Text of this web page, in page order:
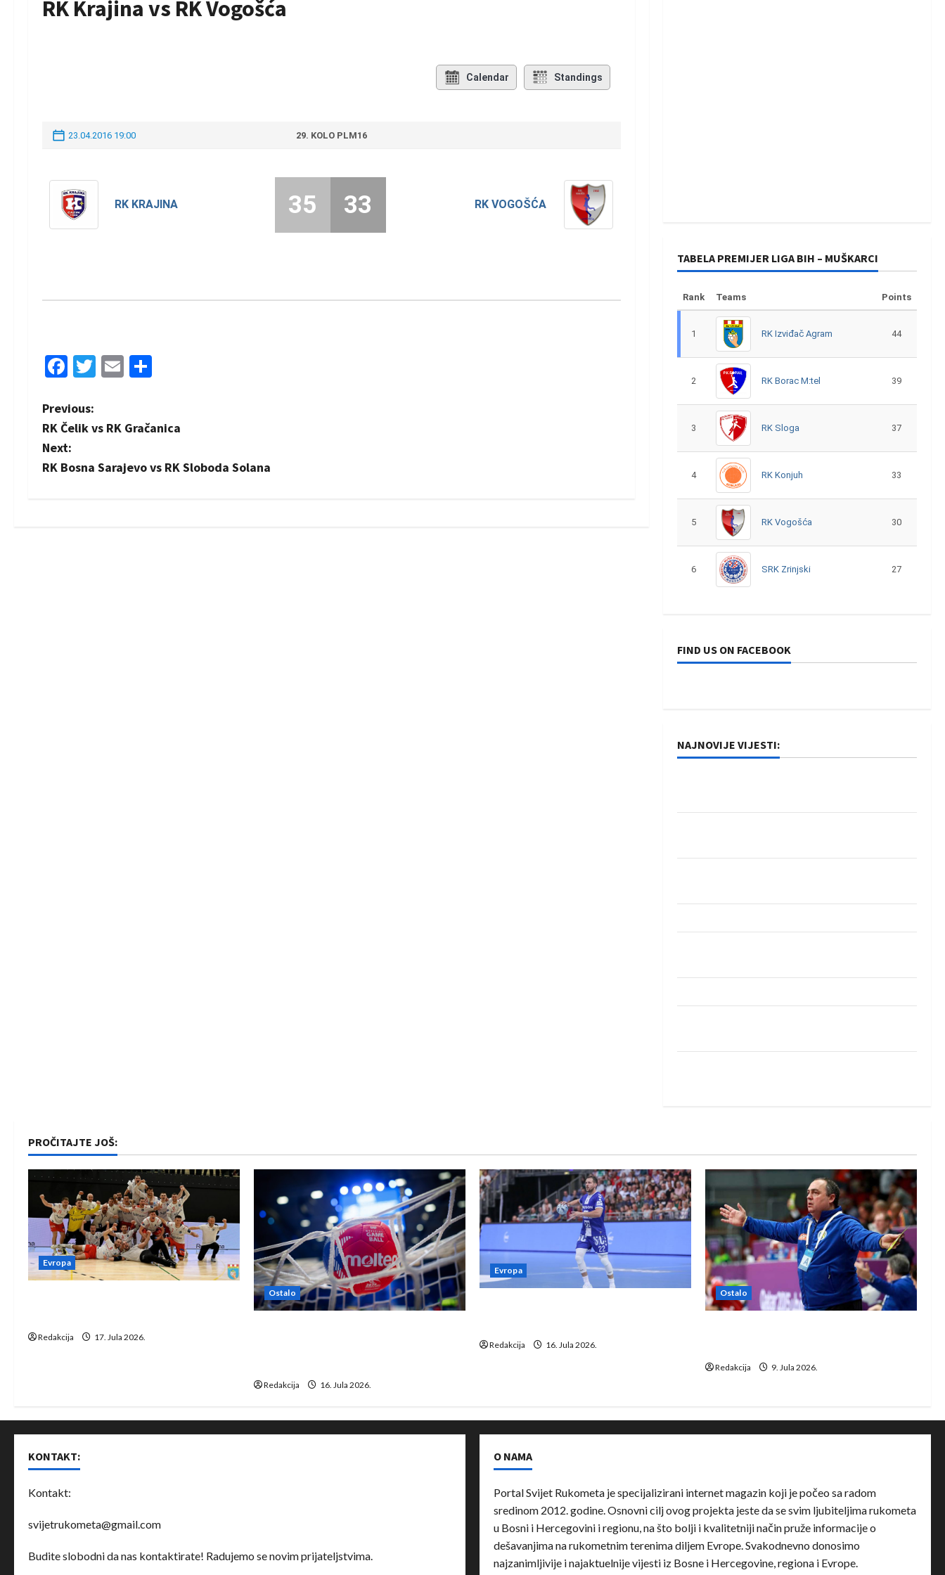
RK Krajina vs RK Vogošća
Calendar Standings
23.04.2016 19:00 29. KOLO PLM16
RK KRAJINA RK VOGOŠĆA
35 33
Facebook
Twitter
Email
P
o
s
Previous:
RK Čelik vs RK Gračanica
Next:
RK Bosna Sarajevo vs RK Sloboda Solana
TABELA PREMIJER LIGA BIH – MUŠKARCI
Rank Teams Points
1 RK Izviđač Agram 44
2 RK Borac M:tel 39
3 RK Sloga 37
4 RK Konjuh 33
5 RK Vogošća 30
6 SRK Zrinjski 27
FIND US ON FACEBOOK
NAJNOVIJE VIJESTI:
PROČITAJTE JOŠ:
Evropa
Redakcija 17. Jula 2026.
Ostalo
Redakcija 16. Jula 2026.
Evropa
Redakcija 16. Jula 2026.
Ostalo
Redakcija 9. Jula 2026.
KONTAKT:
Kontakt:
svijetrukometa@gmail.com
Budite slobodni da nas kontaktirate! Radujemo se novim prijateljstvima.
O NAMA
Portal Svijet Rukometa je specijalizirani internet magazin koji je počeo sa radom
sredinom 2012. godine. Osnovni cilj ovog projekta jeste da se svim ljubiteljima rukometa
u Bosni i Hercegovini i regionu, na što bolji i kvalitetniji način pruže informacije o
dešavanjima na rukometnim terenima diljem Evrope. Svakodnevno donosimo
najzanimljivije i najaktuelnije vijesti iz Bosne i Hercegovine, regiona i Evrope.